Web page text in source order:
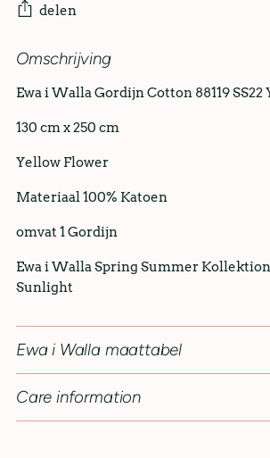
delen
Omschrijving
Ewa i Walla Gordijn Cotton 88119
130 cm x 250 cm
Yellow Flower
Materiaal 100% Katoen
omvat 1 Gordijn
Ewa i Walla Spring Summer
Sunlight
Ewa i Walla maattabel
Care information